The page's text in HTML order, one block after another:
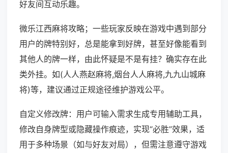
好友间互动乐趣。
微乐江西麻将攻略；一些玩家反映在游戏中遇到部分
用户的牌特别好，总是能拿到好牌，甚至好像能看到
其他人的牌一样，由此怀疑是不是有挂？确实存在此
类外挂。如(人人燕赵麻将,烟台人人麻将,九九山城麻
将)等，建议通过正规途径维护游戏公平。
自定义修改牌：用户可输入需求生成专用辅助工具，
修改自身牌型或隐藏操作痕迹，实现“必胜”效果，适
用于多种场景（如与好友对局），但需注意遵守游戏